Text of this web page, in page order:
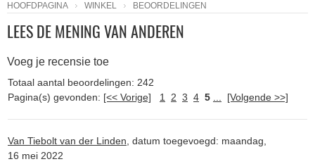
HOOFDPAGINA WINKEL BEOORDELINGEN
LEES DE MENING VAN ANDEREN
Voeg je recensie toe
Totaal aantal beoordelingen: 242
Pagina(s) gevonden: [<< Vorige] 1 2 3 4 5 ... [Volgende >>]
Van Tiebolt van der Linden, datum toegevoegd: maandag,
16 mei 2022